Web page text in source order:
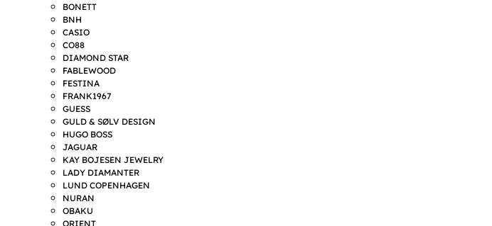
BONETT
BNH
CASIO
CO88
DIAMOND STAR
FABLEWOOD
FESTINA
FRANK1967
GUESS
GULD & SØLV DESIGN
HUGO BOSS
JAGUAR
KAY BOJESEN JEWELRY
LADY DIAMANTER
LUND COPENHAGEN
NURAN
OBAKU
ORIENT